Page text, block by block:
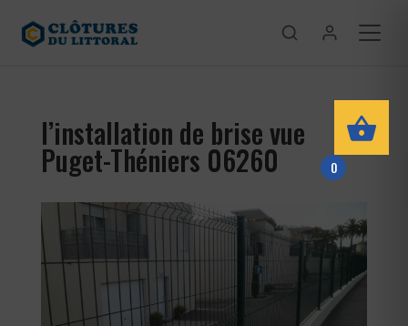
l’installation de brise vue
Puget-Théniers 06260 0